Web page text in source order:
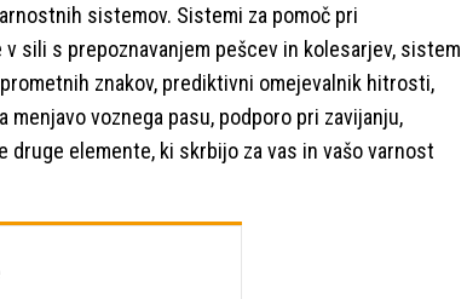
sistemov. Sistemi za pomoč pri
sili s prepoznavanjem pešcev in kolesarjev, sistem
znakov, prediktivni omejevalnik hitrosti,
voznega pasu, podporo pri zavijanju,
elemente, ki skrbijo za vas in vašo varnost